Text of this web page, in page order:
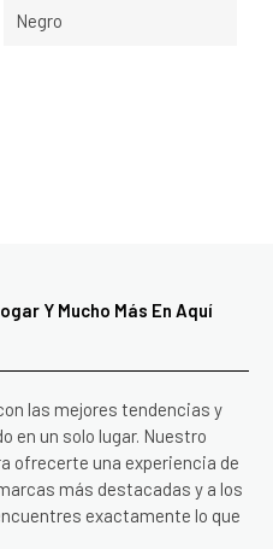
Negro
Y Mucho Más En Aquí
las mejores tendencias y
en un solo lugar. Nuestro
ofrecerte una experiencia de
más destacadas y a los
exactamente lo que